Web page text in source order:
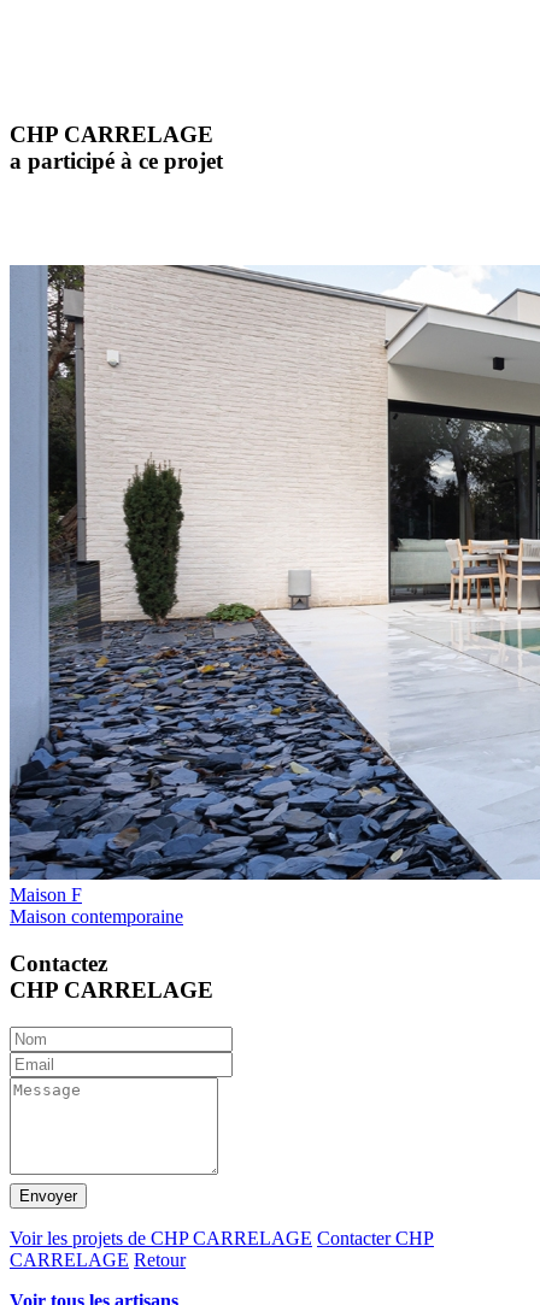
CHP CARRELAGE
a participé à ce projet
Maison F
Maison contemporaine
Contactez
CHP CARRELAGE
Envoyer
Voir les projets de CHP CARRELAGE Contacter CHP
CARRELAGE Retour
Voir tous les artisans